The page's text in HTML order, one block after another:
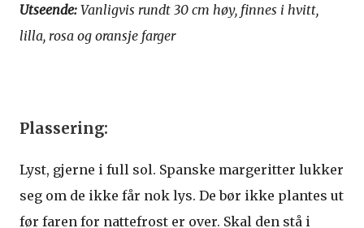
Utseende: Vanligvis rundt 30 cm høy, finnes i hvitt,
lilla, rosa og oransje farger
Plassering:
Lyst, gjerne i full sol. Spanske margeritter lukker
seg om de ikke får nok lys. De bør ikke plantes ut
før faren for nattefrost er over. Skal den stå i